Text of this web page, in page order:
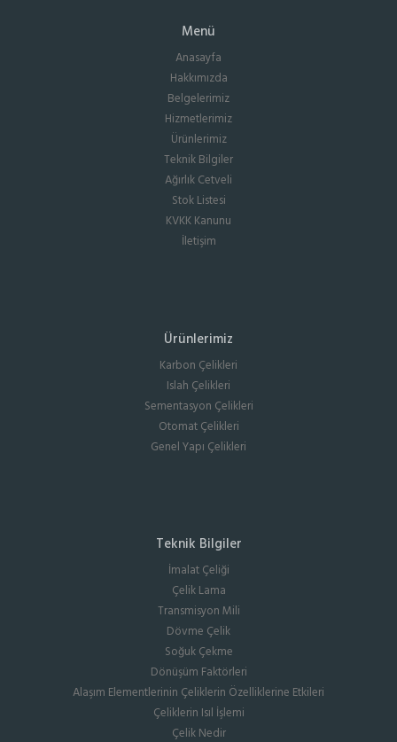
Menü
Anasayfa
Hakkımızda
Belgelerimiz
Hizmetlerimiz
Ürünlerimiz
Teknik Bilgiler
Ağırlık Cetveli
Stok Listesi
KVKK Kanunu
İletişim
Ürünlerimiz
Karbon Çelikleri
Islah Çelikleri
Sementasyon Çelikleri
Otomat Çelikleri
Genel Yapı Çelikleri
Teknik Bilgiler
İmalat Çeliği
Çelik Lama
Transmisyon Mili
Dövme Çelik
Soğuk Çekme
Dönüşüm Faktörleri
Alaşım Elementlerinin Çeliklerin Özelliklerine Etkileri
Çeliklerin Isıl İşlemi
Çelik Nedir